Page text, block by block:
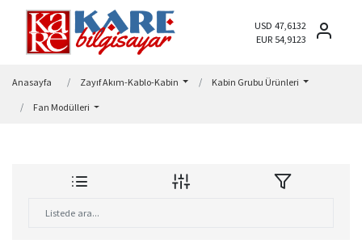
USD 47,6132
EUR 54,9123
Anasayfa Zayıf Akım-Kablo-Kabin Kabin Grubu Ürünleri
Fan Modülleri